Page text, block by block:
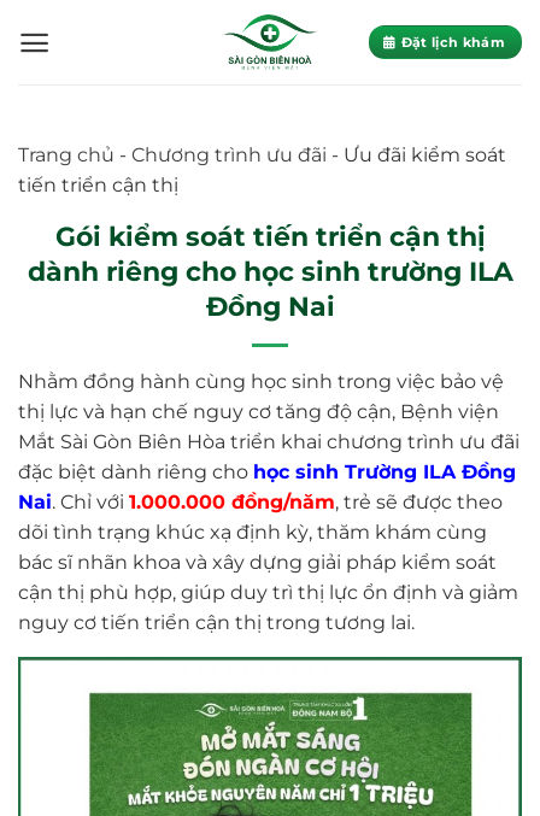
Đặt lịch khám
Trang chủ - Chương trình ưu đãi - Ưu đãi kiểm soát
tiến triển cận thị
Gói kiểm soát tiến triển cận thị
dành riêng cho học sinh trường ILA
Đồng Nai
Nhằm đồng hành cùng học sinh trong việc bảo vệ
thị lực và hạn chế nguy cơ tăng độ cận, Bệnh viện
Mắt Sài Gòn Biên Hòa triển khai chương trình ưu đãi
đặc biệt dành riêng cho học sinh Trường ILA Đồng
Nai. Chỉ với 1.000.000 đồng/năm, trẻ sẽ được theo
dõi tình trạng khúc xạ định kỳ, thăm khám cùng
bác sĩ nhãn khoa và xây dựng giải pháp kiểm soát
cận thị phù hợp, giúp duy trì thị lực ổn định và giảm
nguy cơ tiến triển cận thị trong tương lai.